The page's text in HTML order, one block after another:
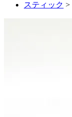
スティック >